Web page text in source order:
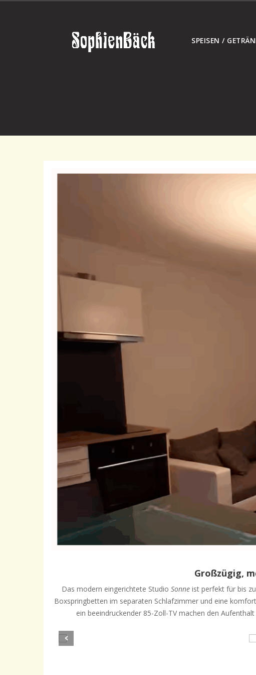
SPEISEN /
Großzügig,
Das modern eingerichtete Studio Sonneist perfekt für bis zu
Boxspringbetten im separaten Schlafzimmer und eine
ein beeindruckender 85-Zoll-TV machen den